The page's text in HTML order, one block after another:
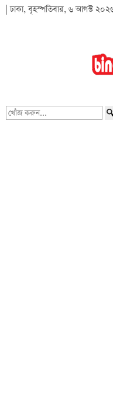
| ঢাকা, বৃহস্পতিবার, ৬ আগস্ট
খোঁজ